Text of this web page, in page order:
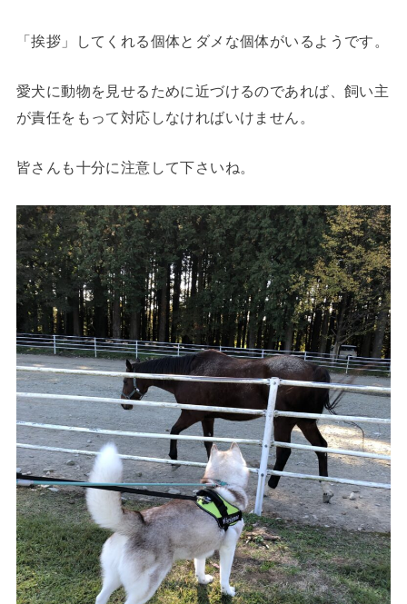
「挨拶」してくれる個体とダメな個体がいるようです。
愛犬に動物を見せるために近づけるのであれば、飼い主
が責任をもって対応しなければいけません。
皆さんも十分に注意して下さいね。